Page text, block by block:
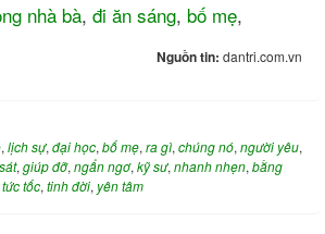
nhà bà, đi ăn sáng, bố mẹ,
Nguồn tin: dantri.com.vn
, lịch sự, đại học, bố mẹ, ra gì, chúng nó, người yêu,
, giúp đỡ, ngẩn ngơ, kỹ sư, nhanh nhẹn, bằng
tức tốc, tinh đời, yên tâm